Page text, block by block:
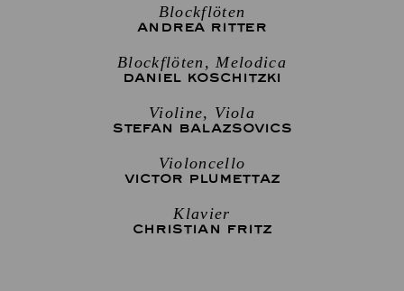
Blockflöten
ANDREA RITTER
Blockflöten, Melodica
DANIEL KOSCHITZKI
Violine, Viola
STEFAN BALAZSOVICS
Violoncello
VICTOR PLUMETTAZ
Klavier
CHRISTIAN FRITZ